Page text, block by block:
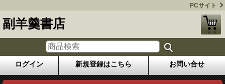
PCサイト
副羊羹書店
ログイン 新規登録はこちら お問い合せ